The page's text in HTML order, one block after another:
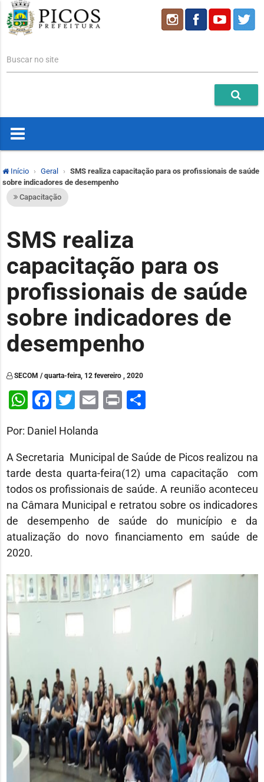
Buscar no site
Início Geral
SMS realiza capacitação para os profissionais de saúde
sobre indicadores de desempenho
Capacitação
SMS realiza
capacitação para os
profissionais de saúde
sobre indicadores de
desempenho
SECOM / quarta-feira, 12 fevereiro , 2020
WhatsApp
Facebook
Twitter
Email
PrintShare
Por: Daniel Holanda
A Secretaria Municipal de Saúde de Picos realizou na
tarde desta quarta-feira(12) uma capacitação com
todos os profissionais de saúde. A reunião aconteceu
na Câmara Municipal e retratou sobre os indicadores
de desempenho de saúde do município e da
atualização do novo financiamento em saúde de
2020.